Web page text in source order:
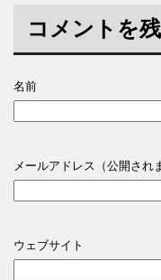
コメントを
名前
メールアドレス（公開され
ウェブサイト